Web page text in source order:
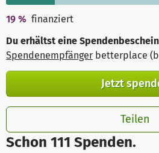
Schon 111 Spenden.
19 % finanziert
Du erhältst eine
Spendenempfänger betterplace
Jetzt
Teilen